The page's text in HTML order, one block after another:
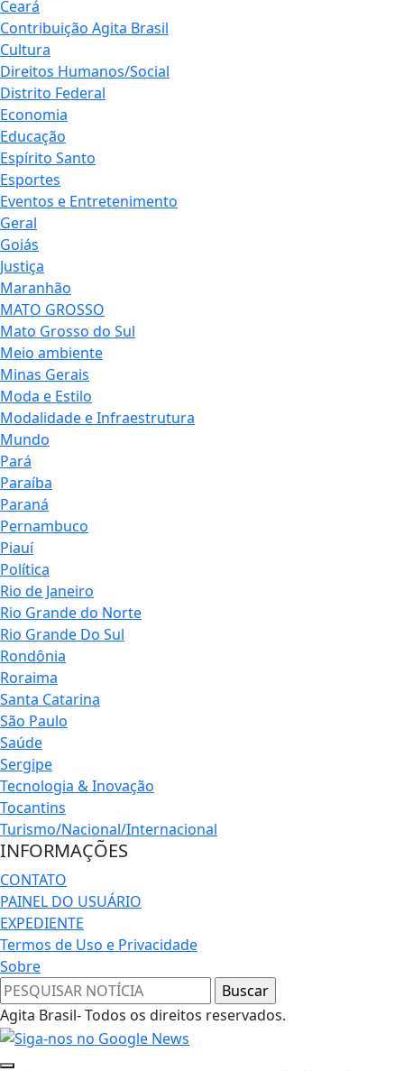
Ceará
Contribuição Agita Brasil
Cultura
Direitos Humanos/Social
Distrito Federal
Economia
Educação
Espírito Santo
Esportes
Eventos e Entretenimento
Geral
Goiás
Justiça
Maranhão
MATO GROSSO
Mato Grosso do Sul
Meio ambiente
Minas Gerais
Moda e Estilo
Modalidade e Infraestrutura
Mundo
Pará
Paraíba
Paraná
Pernambuco
Piauí
Política
Rio de Janeiro
Rio Grande do Norte
Rio Grande Do Sul
Rondônia
Roraima
Santa Catarina
São Paulo
Saúde
Sergipe
Tecnologia & Inovação
Tocantins
Turismo/Nacional/Internacional
INFORMAÇÕES
CONTATO
PAINEL DO USUÁRIO
EXPEDIENTE
Termos de Uso e Privacidade
Sobre
Agita Brasil- Todos os direitos reservados.